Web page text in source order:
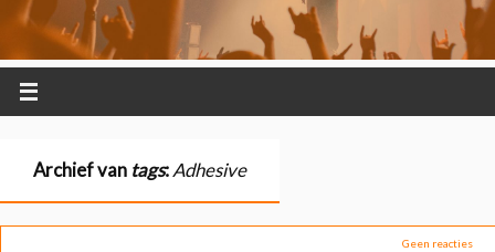
Archief van tags:Adhesive
Geen reacties